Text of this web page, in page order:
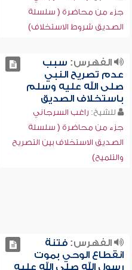
جزء من محاضرة ( سلسلة
الصديق شروط الاستخلاف)
الفهرس: سبب
عدم تصريح النبي
صلى الله عليه وسلم
باستخلاف الصديق
للشيخ: راغب السرجاني
جزء من محاضرة ( سلسلة
الصديق الاستخلاف بين التصريح
والتلميح)
الفهرس:فتنة
انقطاع الوحي بموت
رسول الله صلى الله عليه